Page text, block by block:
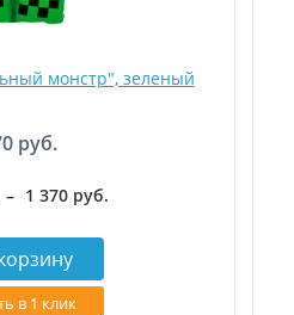
монстр", зеленый
руб.
– 1 370 руб.
в 1 клик